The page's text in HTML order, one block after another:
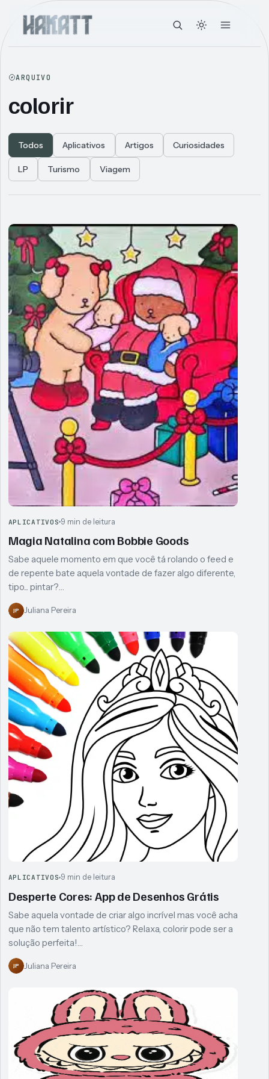
ARQUIVO
colorir
Todos Aplicativos Artigos Curiosidades
LP Turismo Viagem
Articles
APLICATIVOS 9 min de leitura
Magia Natalina com Bobbie Goods
Sabe aquele momento em que você tá rolando o feed e
de repente bate aquela vontade de fazer algo diferente,
tipo... pintar?…
JP Juliana Pereira
APLICATIVOS 9 min de leitura
Desperte Cores: App de Desenhos Grátis
Sabe aquela vontade de criar algo incrível mas você acha
que não tem talento artístico? Relaxa, colorir pode ser a
solução perfeita!…
JP Juliana Pereira